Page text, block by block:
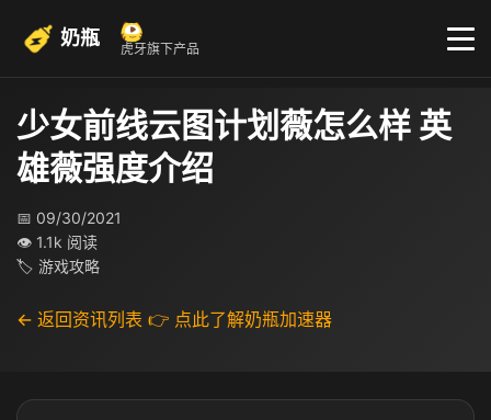
奶瓶 虎牙旗下产品
少女前线云图计划薇怎么样 英
雄薇强度介绍
📅 09/30/2021
👁 1.1k 阅读
🏷 游戏攻略
← 返回资讯列表 👉 点此了解奶瓶加速器